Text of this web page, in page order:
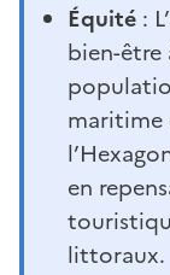
Équité :
bien-être
maritime
en
littoraux.